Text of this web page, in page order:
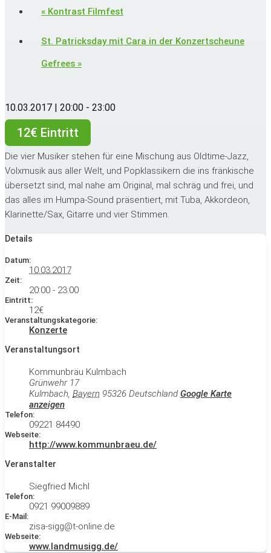
« Kontrast Filmfest
St. Patricksday mit Cara in der Konzertscheune
Gefrees »
10.03.2017 | 20:00 - 23:00
12€ Eintritt
Die vier Musiker stehen für eine Mischung aus Oldtime-Jazz,
Volxmusik aus aller Welt, und Popklassikern die ins fränkische
übersetzt sind, mal nahe am Original, mal schräg und frei, und
das alles im Humpa-Sound präsentiert, mit Tuba, Akkordeon,
Klarinette/Sax, Gitarre und vier Stimmen.
Details
Datum:
10.03.2017
Zeit:
20:00 - 23:00
Eintritt:
12€
Veranstaltungskategorie:
Konzerte
Veranstaltungsort
Kommunbräu Kulmbach
Grünwehr 17
Kulmbach, Bayern 95326 Deutschland Google Karte
anzeigen
Telefon:
09221 84490
Webseite:
http://www.kommunbraeu.de/
Veranstalter
Siegfried Michl
Telefon:
0921 99009889
E-Mail:
zisa-sigg@t-online.de
Webseite:
www.landmusigg.de/